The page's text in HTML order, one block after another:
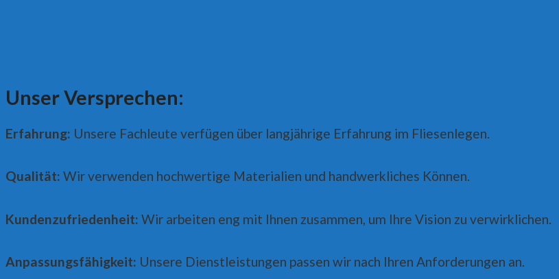
Unser Versprechen:
Erfahrung: Unsere Fachleute verfügen über langjährige Erfahrung im Fliesenlegen.
Qualität: Wir verwenden hochwertige Materialien und handwerkliches Können.
Kundenzufriedenheit: Wir arbeiten eng mit Ihnen zusammen, um Ihre Vision zu verwirklichen.
Anpassungsfähigkeit: Unsere Dienstleistungen passen wir nach Ihren Anforderungen an.